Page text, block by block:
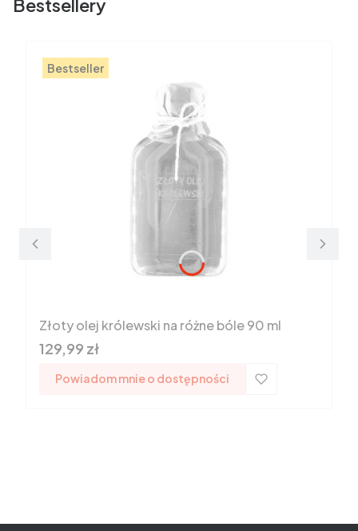
Bestsellery
Bestseller
Złoty olej królewski na różne bóle 90 ml
Cena
129,99 zł
Powiadom mnie o dostępności